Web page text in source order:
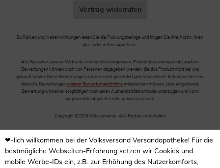
Vertrag widerrufen
Zu Risiken und Nebenwirkungen lesen Sie die Packungsbeilage und fragen Sie Ihre Ärztin, Ihren
Arzt oder in Ihrer Apotheke.
Alle Besucher unserer Webseite sind herzlich eingeladen, Produktbewertungen abzugeben.
Bewertungen können auch von Personen abgegeben werden, die das Produkt nicht bei uns
gekauft haben. Diese Bewertungen werden nicht gesondert gekennzeichnet. Bitte beachten Sie,
dass alle Bewertungen unserer Bewertungsrichtlinie entsprechen müssen. Jede eingehende
Bewertung wird einer sorgfältigen manuellen Authentizitätskontrolle unterzogen und kann
gegebenfalls abgelehnt oder gelöscht werden.
Copyright ©2026 Volksversand - Alle Rechte vorbehalten
❤-lich willkommen bei der Volksversand Versandapotheke! Für die
bestmögliche Webseiten-Erfahrung setzen wir Cookies und
mobile Werbe-IDs ein, z.B. zur Erhöhung des Nutzerkomforts,